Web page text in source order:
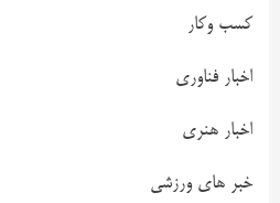
کسب وکار
اخبار فناوری
اخبار هنری
خبر های ورزشی